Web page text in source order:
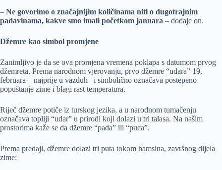
– Ne govorimo o značajnijim količinama niti o dugotrajnim
padavinama, kakve smo imali početkom januara – dodaje on.
Džemre kao simbol promjene
Zanimljivo je da se ova promjena vremena poklapa s datumom prvog
džemreta. Prema narodnom vjerovanju, prvo džemre “udara” 19.
februara – najprije u vazduh– i simbolično označava postepeno
popuštanje zime i blagi rast temperatura.
Riječ džemre potiče iz turskog jezika, a u narodnom tumačenju
označava topliji “udar” u prirodi koji dolazi u tri talasa. Na našim
prostorima kaže se da džemre “pada” ili “puca”.
Prema predaji, džemre dolazi tri puta tokom hamsina, završnog dijela
zime: